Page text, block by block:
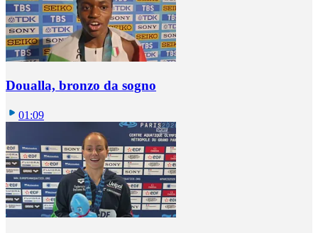
Doualla, bronzo da sogno
01:09